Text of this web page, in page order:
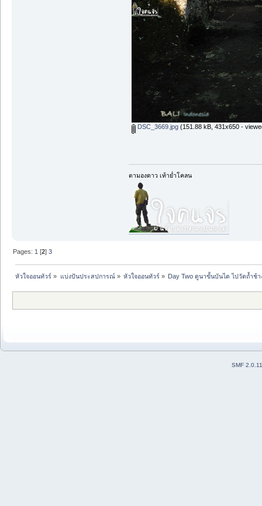
DSC_3669.jpg(151.88 kB, 431x650 -
ตามองดาว เท้าย่ำโคลน
Pages: 1 [2]3
หัวใจออนทัวร์ » แบ่งปันประสปการณ์» หัวใจออนทัวร์» Day Two ดูนาขั้นบันได ไปวัดถ้ำช้
SMF 2.0.11